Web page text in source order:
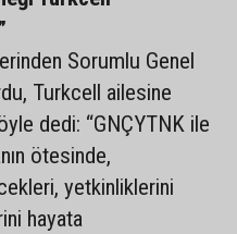
Sorumlu Genel
Turkcell ailesine
dedi: “GNÇYTNK ile
ötesinde,
yetkinliklerini
hayata